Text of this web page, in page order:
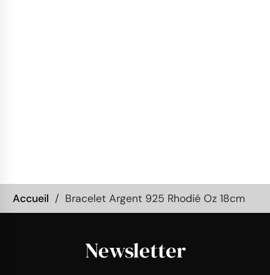
Accueil Bracelet Argent 925 Rhodié Oz 18cm
Newsletter